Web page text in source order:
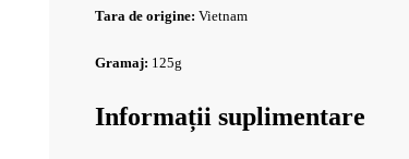
Tara de origine: Vietnam
Gramaj: 125g
Informații suplimentare